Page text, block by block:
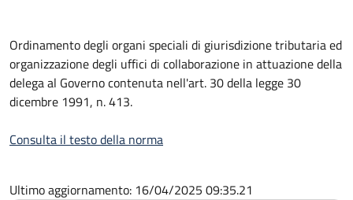
Ordinamento degli organi speciali di giurisdizione tributaria ed
organizzazione degli uffici di collaborazione in attuazione della
delega al Governo contenuta nell'art. 30 della legge 30
dicembre 1991, n. 413.
Consulta il testo della norma
Ultimo aggiornamento: 16/04/2025 09:35.21